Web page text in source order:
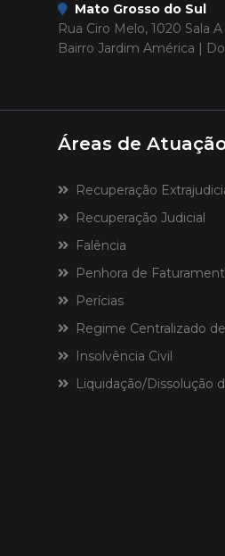
Mato Grosso do Sul
Rua Ciro Melo, 1020 Sala A
Bairro Jardim América |
Áreas de
Recuperação
Recuperação Judicial
Falência
Penhora de
Perícias
Regime Centralizado
Insolvência Civil
Liquidação/Dissolução